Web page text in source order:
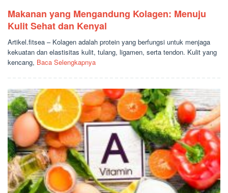
Makanan yang Mengandung Kolagen: Menuju
Kulit Sehat dan Kenyal
Artikel.fitsea – Kolagen adalah protein yang berfungsi untuk menjaga
kekuatan dan elastisitas kulit, tulang, ligamen, serta tendon. Kulit yang
kencang, Baca Selengkapnya